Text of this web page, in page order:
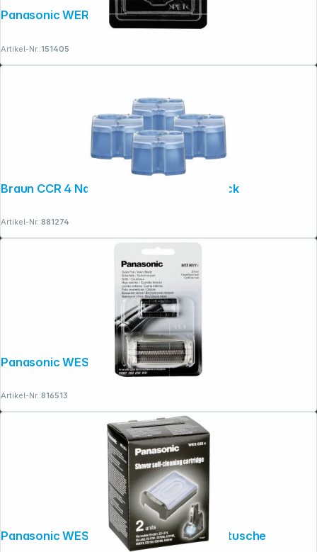
Panasonic WER 9601 Y 136
Artikel-Nr.:151405
Braun CCR 4 Nachfüllkartuschen 4er Pack
Artikel-Nr.:881274
Panasonic WES 9011 Y1361
Artikel-Nr.:816513
Panasonic WES 035 K503 Reinigungskartusche
Copyright © 2001 - 2026 dexxIT. Alle Rechte vorbehalten.